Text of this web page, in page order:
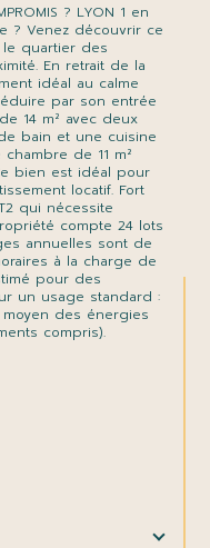
? Venez découvrir ce
le quartier des
En retrait de la
idéal au calme
par son entrée
14 m² avec deux
bain et une cuisine
de 11 m²
bien est idéal pour
locatif. Fort
qui nécessite
compte 24 lots
annuelles sont de
à la charge de
pour des
un usage standard :
des énergies
compris).